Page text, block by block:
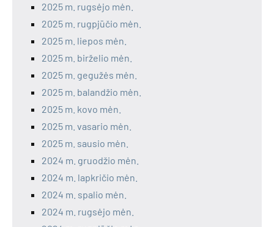
2025 m. rugsėjo mėn.
2025 m. rugpjūčio mėn.
2025 m. liepos mėn.
2025 m. birželio mėn.
2025 m. gegužės mėn.
2025 m. balandžio mėn.
2025 m. kovo mėn.
2025 m. vasario mėn.
2025 m. sausio mėn.
2024 m. gruodžio mėn.
2024 m. lapkričio mėn.
2024 m. spalio mėn.
2024 m. rugsėjo mėn.